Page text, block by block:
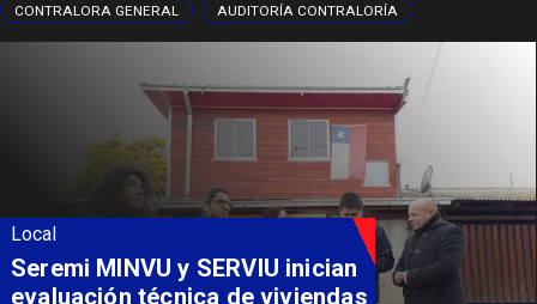
CONTRALORA GENERAL AUDITORÍA CONTRALORÍA
Local
Fondo Orasmi entrega apoyo a
familia de Romeral para